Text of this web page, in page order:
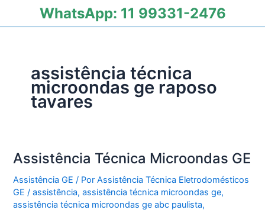
WhatsApp: 11 99331-2476
assistência técnica
microondas ge raposo
tavares
Assistência Técnica Microondas GE
Assistência GE / PorAssistência Técnica Eletrodomésticos
GE/assistência,assistência técnica microondas ge,
assistência técnica microondas ge abc paulista,